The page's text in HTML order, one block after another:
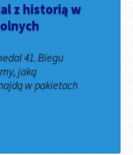
z historią w
41. Biegu
jaką
w pakietach